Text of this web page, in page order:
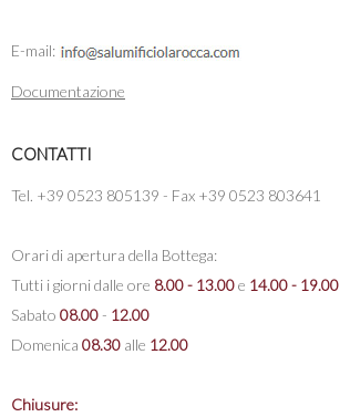
E-mail:
Documentazione
CONTATTI
Tel. +39 0523 805139 - Fax +39 0523 803641
Orari di apertura della Bottega:
Tutti i giorni dalle ore 8.00 - 13.00e 14.00 - 19.00
Sabato 08.00- 12.00
Domenica 08.30 alle 12.00
Chiusure: